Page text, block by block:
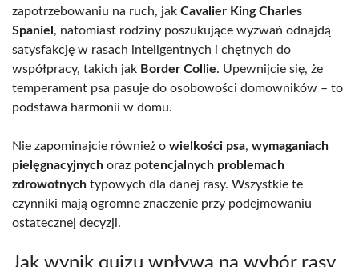
zapotrzebowaniu na ruch, jak Cavalier King Charles
Spaniel , natomiast rodziny poszukujące wyzwań odnajdą
satysfakcję w rasach inteligentnych i chętnych do
współpracy, takich jak Border Collie. Upewnijcie się, że
temperament psa pasuje do osobowości domowników – to
podstawa harmonii w domu.
Nie zapominajcie również o wielkości psa, wymaganiach
pielęgnacyjnych oraz potencjalnych problemach
zdrowotnych typowych dla danej rasy. Wszystkie te
czynniki mają ogromne znaczenie przy podejmowaniu
ostatecznej decyzji.
Jak wynik quizu wpływa na wybór rasy